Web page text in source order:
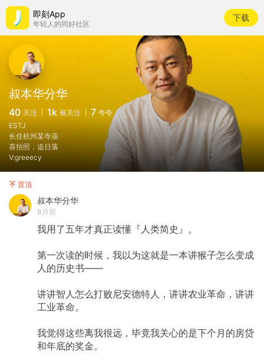
即刻App
年轻人的同好社区
下载
叔本华分华
40 关注 1k 被关注 7 夸夸
ESTJ
长住杭州某寺庙
喜拍照，追日落
V:greeecy
置顶
叔本华分华
8月前
我用了五年才真正读懂『人类简史』。
第一次读的时候，我以为这就是一本讲猴子怎么变成
人的历史书——
讲讲智人怎么打败尼安德特人，讲讲农业革命，讲讲
工业革命。
我觉得这些离我很远，毕竟我关心的是下个月的房贷
和年底的奖金。